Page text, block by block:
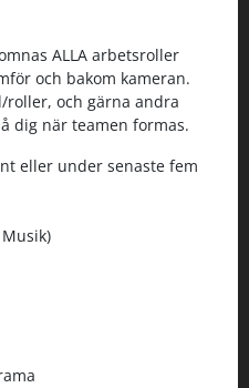
ALLA arbetsroller
och bakom kameran.
roller, och gärna andra
dig när teamen formas.
eller under senaste fem